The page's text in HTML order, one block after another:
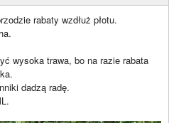
rabaty wzdłuż płotu.
wysoka trawa, bo na razie rabata
dadzą radę.